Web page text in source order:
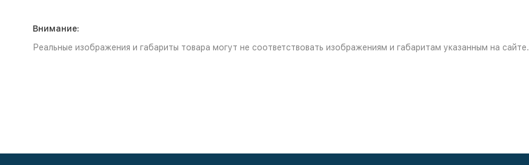
Внимание:
Реальные изображения и габариты товара могут не соответствовать изображениям и габаритам указанным на сайте.